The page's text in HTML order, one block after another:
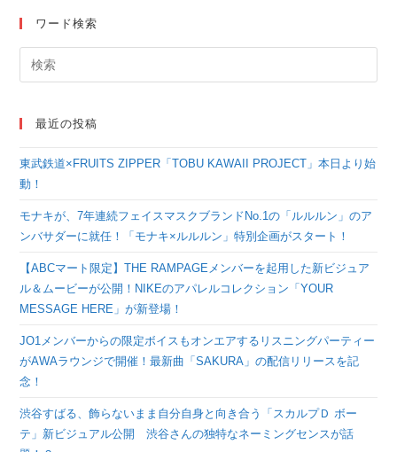
ワード検索
最近の投稿
東武鉄道×FRUITS ZIPPER「TOBU KAWAII PROJECT」本日より始
動！
モナキが、7年連続フェイスマスクブランドNo.1の「ルルルン」のア
ンバサダーに就任！「モナキ×ルルルン」特別企画がスタート！
【ABCマート限定】THE RAMPAGEメンバーを起用した新ビジュア
ル＆ムービーが公開！NIKEのアパレルコレクション「YOUR
MESSAGE HERE」が新登場！
JO1メンバーからの限定ボイスもオンエアするリスニングパーティー
がAWAラウンジで開催！最新曲「SAKURA」の配信リリースを記
念！
渋谷すばる、飾らないまま自分自身と向き合う「スカルプＤ ボー
テ」新ビジュアル公開 渋谷さんの独特なネーミングセンスが話